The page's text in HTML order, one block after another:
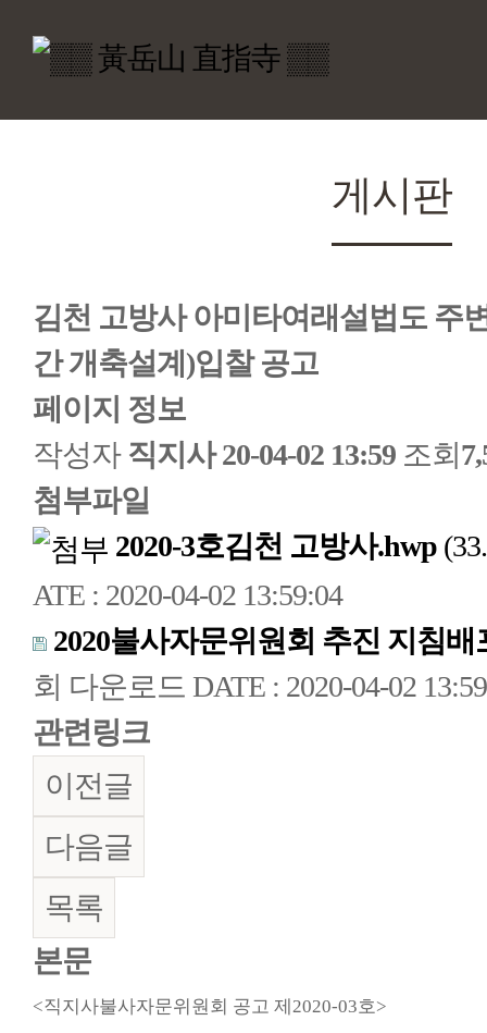
게시판
김천 고방사 아미타여래설법도 주
간 개축설계)입찰 공고
페이지 정보
작성자 직지사 20-04-02 13:59 조회
첨부파일
2020-3호김천 고방사.hwp
ATE : 2020-04-02 13:59:04
2020불사자문위원회 추진 지침배
회 다운로드 DATE : 2020-04-02
관련링크
이전글
다음글
목록
본문
<직지사불사자문위원회 공고 제 2020-03호>